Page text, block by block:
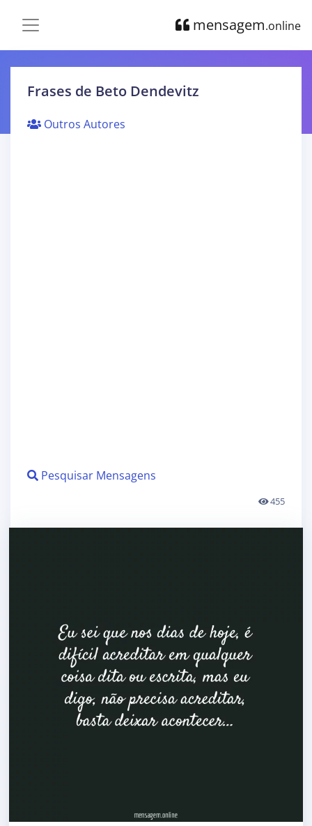
mensagem.online
Frases de Beto Dendevitz
Outros Autores
Pesquisar Mensagens
455